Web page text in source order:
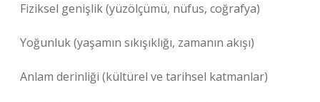
Fiziksel genişlik (yüzölçümü, nüfus, coğrafya)
Yoğunluk (yaşamın sıkışıklığı, zamanın akışı)
Anlam derinliği (kültürel ve tarihsel katmanlar)